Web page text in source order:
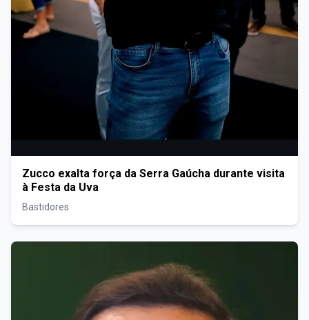
Zucco exalta força da Serra Gaúcha durante visita
à Festa da Uva
Bastidores